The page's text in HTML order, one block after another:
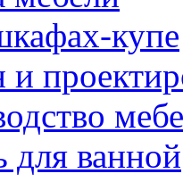
купе
и
для ванной